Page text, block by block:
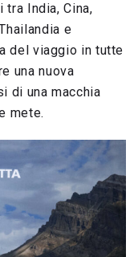
tra India, Cina,
e
del viaggio in tutte
una nuova
di una macchia
mete.